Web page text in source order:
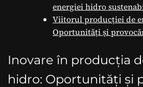
energiei hidro
Viitorul producției de
Oportunități și
Inovare în producția
hidro: Oportunități și